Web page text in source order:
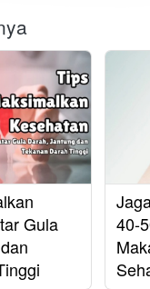
Gula
40-